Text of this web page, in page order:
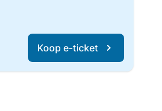
Koop e-ticket